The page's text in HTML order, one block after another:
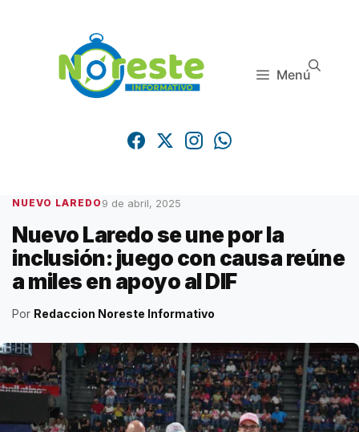
Menú
NUEVO LAREDO 9 de abril, 2025
Nuevo Laredo se une por la
inclusión: juego con causa reúne
a miles en apoyo al DIF
Por Redaccion Noreste Informativo